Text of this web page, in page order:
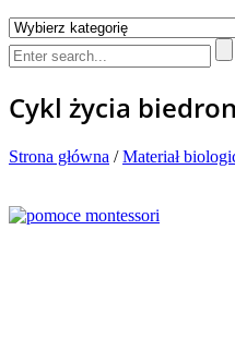
Cykl życia
Strona główna /Materiał